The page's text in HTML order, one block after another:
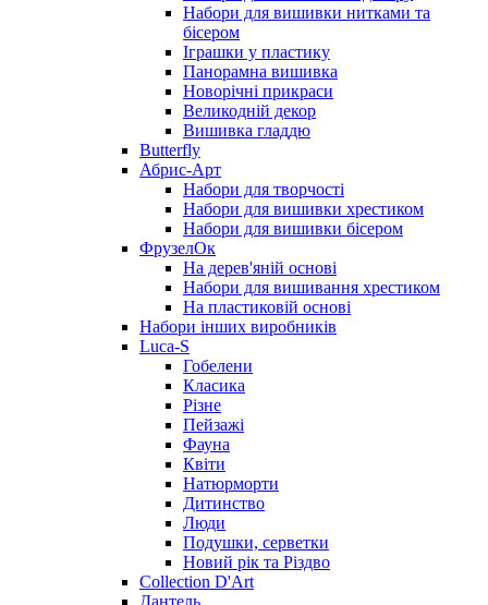
Набори для вишивки нитками та
бісером
Іграшки у пластику
Панорамна вишивка
Новорічні прикраси
Великодній декор
Вишивка гладдю
Butterfly
Абрис-Арт
Набори для творчості
Набори для вишивки хрестиком
Набори для вишивки бісером
ФрузелОк
На дерев'яній основі
Набори для вишивання хрестиком
На пластиковій основі
Набори інших виробників
Luca-S
Гобелени
Класика
Різне
Пейзажі
Фауна
Квіти
Натюрморти
Дитинство
Люди
Подушки, серветки
Новий рік та Різдво
Collection D'Art
Дантель